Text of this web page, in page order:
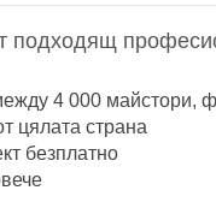
подходящ
4 000 майстори,
цялата страна
безплатно